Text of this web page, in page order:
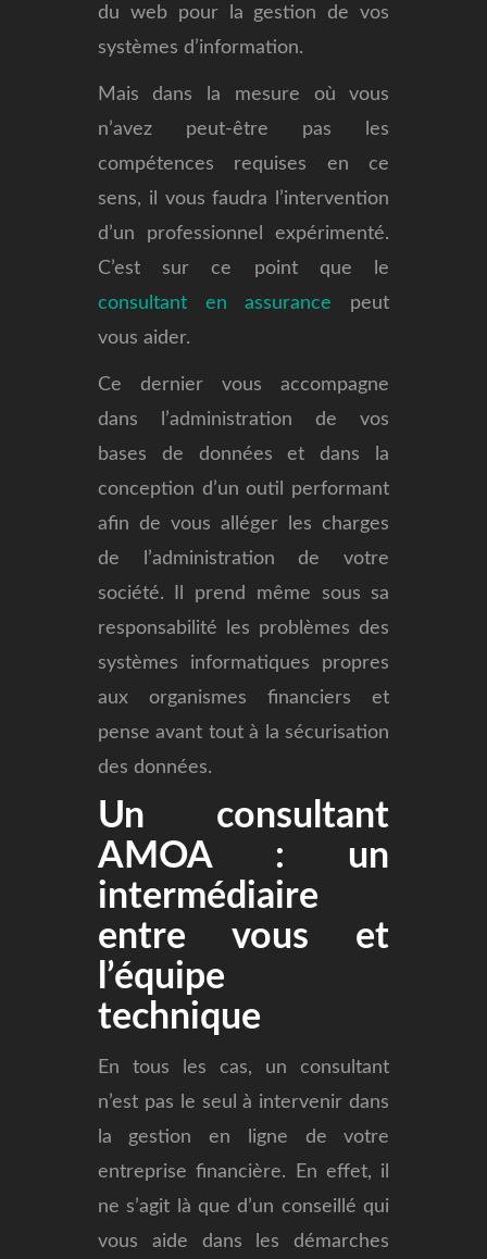
du web pour la gestion de vos
systèmes d’information.
Mais dans la mesure où vous
n’avez peut-être pas les
compétences requises en ce
sens, il vous faudra l’intervention
d’un professionnel expérimenté.
C’est sur ce point que le
consultant en assurance peut
vous aider.
Ce dernier vous accompagne
dans l’administration de vos
bases de données et dans la
conception d’un outil performant
afin de vous alléger les charges
de l’administration de votre
société. Il prend même sous sa
responsabilité les problèmes des
systèmes informatiques propres
aux organismes financiers et
pense avant tout à la sécurisation
des données.
Un consultant
AMOA : un
intermédiaire
entre vous et
l’équipe
technique
En tous les cas, un consultant
n’est pas le seul à intervenir dans
la gestion en ligne de votre
entreprise financière. En effet, il
ne s’agit là que d’un conseillé qui
vous aide dans les démarches